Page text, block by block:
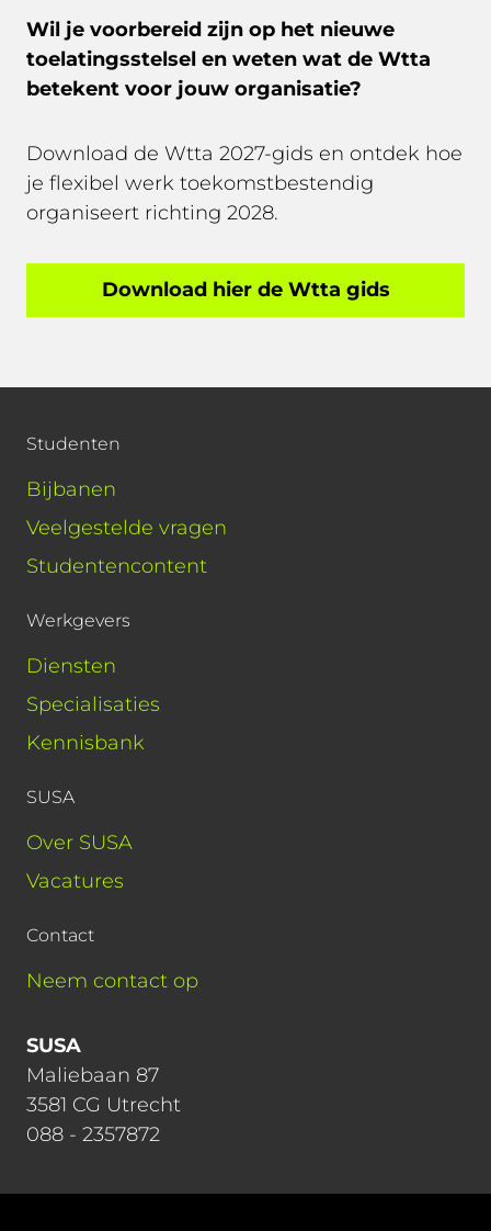
Wil je voorbereid zijn op het nieuwe
toelatingsstelsel en weten wat de Wtta
betekent voor jouw organisatie?
Download de Wtta 2027-gids en ontdek hoe
je flexibel werk toekomstbestendig
organiseert richting 2028.
Download hier de Wtta gids
Studenten
Bijbanen
Veelgestelde vragen
Studentencontent
Werkgevers
Diensten
Specialisaties
Kennisbank
SUSA
Over SUSA
Vacatures
Contact
Neem contact op
SUSA
Maliebaan 87
3581 CG Utrecht
088 - 2357872